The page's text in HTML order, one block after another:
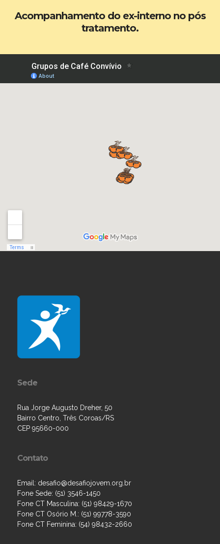
Acompanhamento do ex-interno no pós
tratamento.
Sede
Rua Jorge Augusto Dreher, 50
Bairro Centro, Três Coroas/RS
CEP 95660-000
Contato
Email: desafio@desafiojovem.org.br
Fone Sede: (51) 3546-1450
Fone CT Masculina: (51) 98429-1670
Fone CT Osório M.: (51) 99778-3590
Fone CT Feminina: (54) 98432-2660